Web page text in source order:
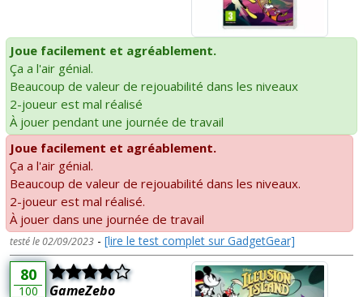
Joue facilement et agréablement.
Ça a l'air génial.
Beaucoup de valeur de rejouabilité dans les niveaux
2-joueur est mal réalisé
À jouer pendant une journée de travail
Joue facilement et agréablement.
Ça a l'air génial.
Beaucoup de valeur de rejouabilité dans les niveaux.
2-joueur est mal réalisé.
À jouer dans une journée de travail
testé le 02/09/2023 - [lire le test complet sur GadgetGear]
80
100 GameZebo